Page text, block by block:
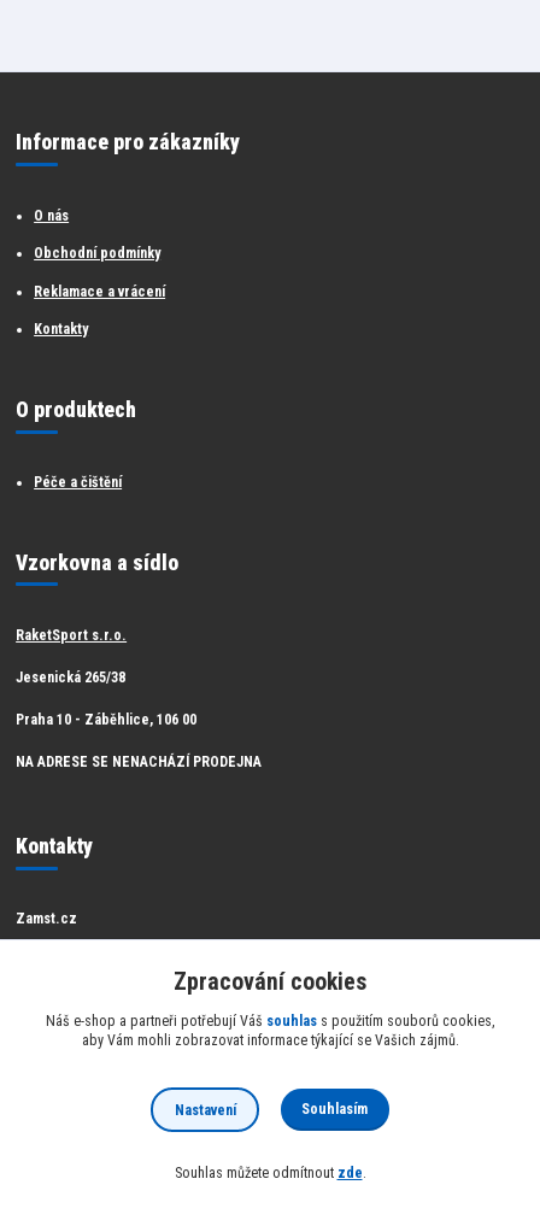
Informace pro zákazníky
O nás
Obchodní podmínky
Reklamace a vrácení
Kontakty
O produktech
Péče a čištění
Vzorkovna a sídlo
RaketSport s.r.o.
Jesenická 265/38
Praha 10 - Záběhlice, 106 00
NA ADRESE SE NENACHÁZÍ PRODEJNA
Kontakty
Zamst.cz
Zákaznická podpora Zamst
info@raketsport.cz
Vytvořeno na
Eshop-rychle.cz
Zpracování cookies
Náš e-shop a partneři potřebují Váš souhlass použitím souborů cookies,
aby Vám mohli zobrazovat informace týkající se Vašich zájmů.
Nastavení Souhlasím
Souhlas můžete odmítnout zde